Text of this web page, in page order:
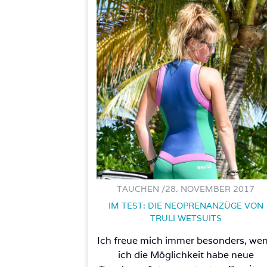
TAUCHEN /28. NOVEMBER 2017
IM TEST: DIE NEOPRENANZÜGE VON
TRULI WETSUITS
Ich freue mich immer besonders,
ich die Möglichkeit habe neue